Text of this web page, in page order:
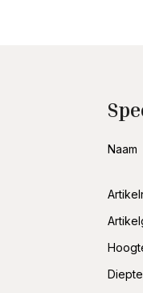
Naam